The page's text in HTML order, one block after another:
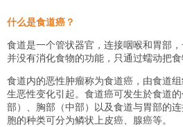
什么是食道癌？
食道是一个管状器官，连接咽喉和胃部
并没有消化食物的功能，只通过蠕动把食
食道内的恶性肿瘤称为食道癌，由食道
生恶性变化引起。食道癌可发生於食道
部）、胸部（中部）以及食道与胃部的
胞的种类可分为鳞状上皮癌、腺癌等。